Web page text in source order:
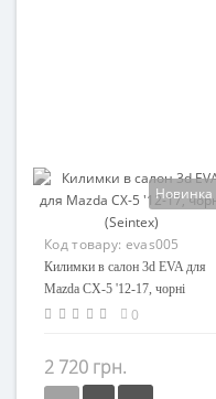
Новинка
Код товару: evas005
Килимки в салон 3d EVA для
Mazda CX-5 '12-17, чорні
(Seintex)
0
2 720 грн.